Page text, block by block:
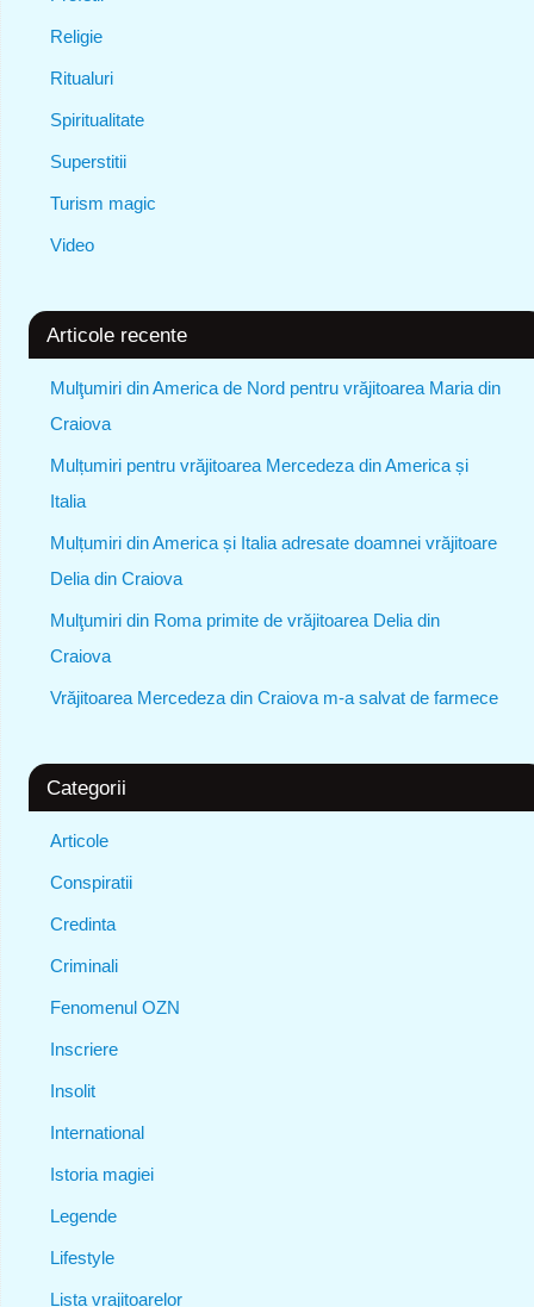
Religie
Ritualuri
Spiritualitate
Superstitii
Turism magic
Video
Articole recente
Mulţumiri din America de Nord pentru vrăjitoarea Maria din
Craiova
Mulțumiri pentru vrăjitoarea Mercedeza din America și
Italia
Mulțumiri din America și Italia adresate doamnei vrăjitoare
Delia din Craiova
Mulţumiri din Roma primite de vrăjitoarea Delia din
Craiova
Vrăjitoarea Mercedeza din Craiova m-a salvat de farmece
Categorii
Articole
Conspiratii
Credinta
Criminali
Fenomenul OZN
Inscriere
Insolit
International
Istoria magiei
Legende
Lifestyle
Lista vrajitoarelor